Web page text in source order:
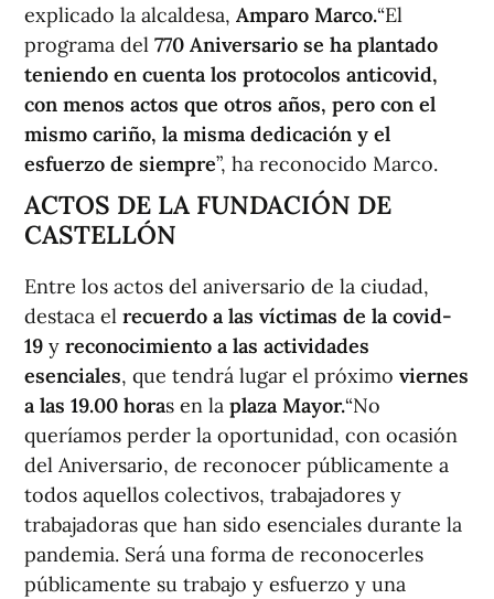
explicado la alcaldesa, Amparo Marco.“El
programa del 770 Aniversario se ha plantado
teniendo en cuenta los protocolos anticovid,
con menos actos que otros años, pero con el
mismo cariño, la misma dedicación y el
esfuerzo de siempre”, ha reconocido Marco.
ACTOS DE LA FUNDACIÓN DE
CASTELLÓN
Entre los actos del aniversario de la ciudad,
destaca el recuerdo a las víctimas de la covid-
19 y reconocimiento a las actividades
esenciales, que tendrá lugar el próximo viernes
a las 19.00 horas en la plaza Mayor.“No
queríamos perder la oportunidad, con ocasión
del Aniversario, de reconocer públicamente a
todos aquellos colectivos, trabajadores y
trabajadoras que han sido esenciales durante la
pandemia. Será una forma de reconocerles
públicamente su trabajo y esfuerzo y una